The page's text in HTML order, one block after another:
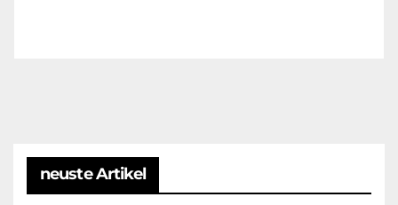
neuste Artikel